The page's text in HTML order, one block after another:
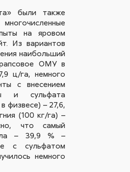
были также
на яровом
Из вариантов
наибольший
ОМУ в
ц/га, немного
с внесением
и сульфата
физвесе) – 27,6,
(100 кг/га) –
что самый
– 39,9 % –
с сульфатом
немного